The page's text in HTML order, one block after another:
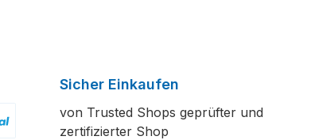
Sicher Einkaufen
von Trusted Shops geprüfter und
zertifizierter Shop